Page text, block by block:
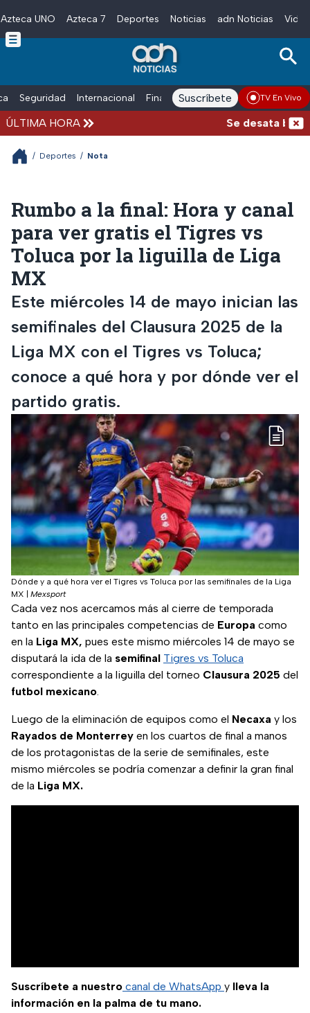
Skip to main content
Azteca UNO Azteca 7 Deportes Noticias adn Noticias
Seguridad Internacional Finanzas adn Noticias Radio
Suscríbete TV En Vivo
ÚLTIMA HORA Se desata
/ Deportes / Nota
Rumbo a la final: Hora y canal
para ver gratis el Tigres vs
Toluca por la liguilla de Liga
MX
Este miércoles 14 de mayo inician las
semifinales del Clausura 2025 de la
Liga MX con el Tigres vs Toluca;
conoce a qué hora y por dónde ver el
partido gratis.
Dónde y a qué hora ver el Tigres vs Toluca por las semifinales de la Liga
MX
Mexsport
Cada vez nos acercamos más al cierre de temporada
tanto en las principales competencias de Europa como
en la Liga MX, pues este mismo miércoles 14 de mayo se
disputará la ida de la semifinal Tigres vs Toluca
correspondiente a la liguilla del torneo Clausura 2025 del
futbol mexicano.
Luego de la eliminación de equipos como el Necaxa y los
Rayados de Monterrey en los cuartos de final a manos
de los protagonistas de la serie de semifinales, este
mismo miércoles se podría comenzar a definir la gran final
de la Liga MX.
Suscríbete a nuestro canal de WhatsApp y lleva la
información en la palma de tu mano.